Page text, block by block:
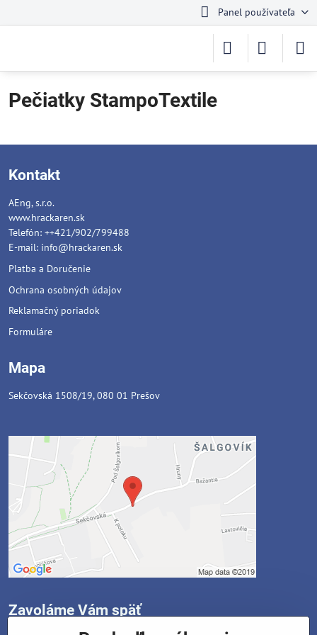
Panel používateľa
Pečiatky StampoTextile
Kontakt
AEng, s.r.o.
www.hrackaren.sk
Telefón: ++421/902/799488
E-mail: info@hrackaren.sk
Platba a Doručenie
Ochrana osobných údajov
Reklamačný poriadok
Formuláre
Mapa
Sekčovská 1508/19, 080 01 Prešov
Zavoláme Vám späť